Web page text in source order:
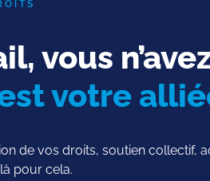
vous
est votre
de vos droits, soutien collectif,
pour cela.